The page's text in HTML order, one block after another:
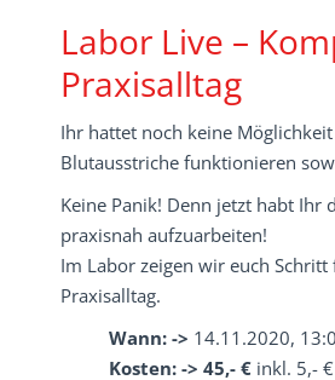
Labor Live –
Praxisalltag
Ihr hattet noch keine
Blutausstriche funktionieren
Keine Panik! Denn jetzt habt Ihr
praxisnah aufzuarbeiten!
Im Labor zeigen wir euch
Praxisalltag.
Wann: -> 14.11.2020,
Kosten: -> 45,- € inkl. 5,-